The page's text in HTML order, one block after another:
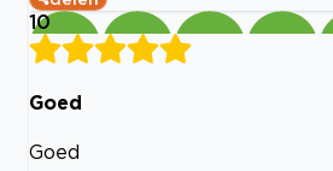
10
Goed
Goed